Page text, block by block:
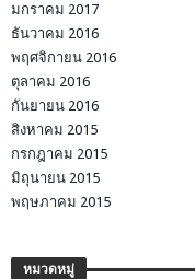
มกราคม 2017
ธันวาคม 2016
พฤศจิกายน 2016
ตุลาคม 2016
กันยายน 2016
สิงหาคม 2015
กรกฎาคม 2015
มิถุนายน 2015
พฤษภาคม 2015
หมวดหมู่